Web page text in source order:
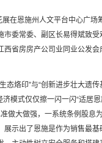
在恩施州人文平台中心广
委常委、副区长易得斌致
省房房产公司业同业公发
烙印”与“创新进步壮大遗
模式仅仅擦一闪一闪“适居
做大做强，一系统条例股息
示出了恩施是作为销售最基